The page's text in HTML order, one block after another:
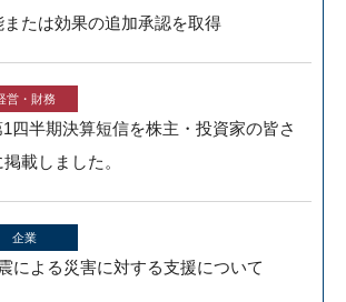
たは効果の追加承認を取得
more
営・財務
四半期決算短信を株主・投資家の皆さ
載しました。
企業
による災害に対する支援について